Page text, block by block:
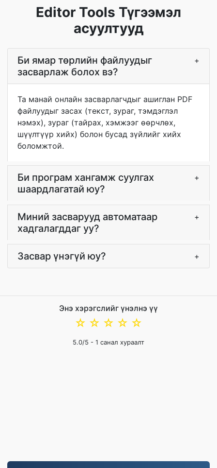
Editor Tools Түгээмэл
асуултууд
Би ямар төрлийн файлуудыг
засварлаж болох вэ?
+
Та манай онлайн засварлагчдыг ашиглан PDF
файлуудыг засах (текст, зураг, тэмдэглэл
нэмэх), зураг (тайрах, хэмжээг өөрчлөх,
шүүлтүүр хийх) болон бусад зүйлийг хийх
боломжтой.
Би програм хангамж суулгах
шаардлагатай юу?
+
Миний засварууд автоматаар
хадгалагддаг уу?
+
Засвар үнэгүй юу? +
Энэ хэрэгслийг үнэлнэ үү
☆
☆
☆
☆
☆
5.0/5 - 1 санал хураалт